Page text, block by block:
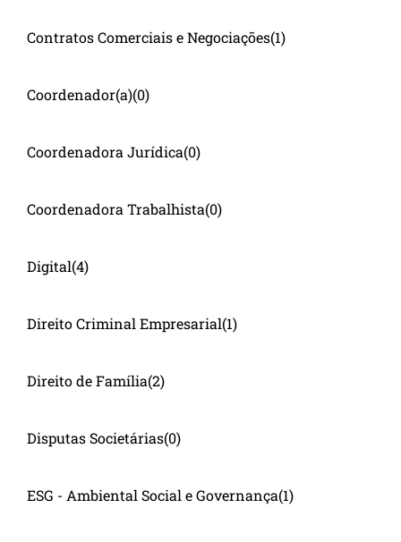
Contratos Comerciais e Negociações(1)
Coordenador(a)(0)
Coordenadora Jurídica(0)
Coordenadora Trabalhista(0)
Digital(4)
Direito Criminal Empresarial(1)
Direito de Família(2)
Disputas Societárias(0)
ESG - Ambiental Social e Governança(1)